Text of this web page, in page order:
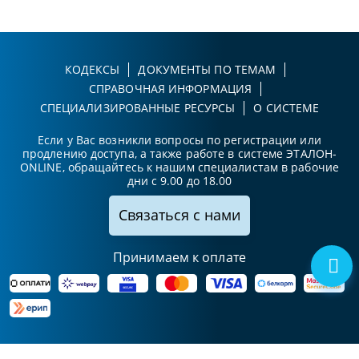
КОДЕКСЫ
ДОКУМЕНТЫ ПО ТЕМАМ
СПРАВОЧНАЯ ИНФОРМАЦИЯ
СПЕЦИАЛИЗИРОВАННЫЕ РЕСУРСЫ
О СИСТЕМЕ
Если у Вас возникли вопросы по регистрации или
продлению доступа, а также работе в системе ЭТАЛОН-
ONLINE, обращайтесь к нашим специалистам в рабочие
дни с 9.00 до 18.00
Связаться с нами
Принимаем к оплате